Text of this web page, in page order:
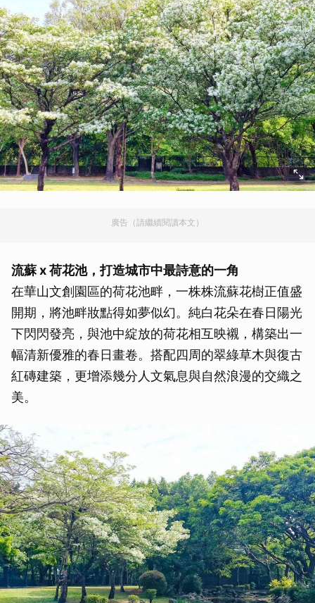
廣告（請繼續閱讀本文）
流蘇 x 荷花池，打造城市中最詩意的一角
在華山文創園區的荷花池畔，一株株流蘇花樹正值盛
開期，將池畔妝點得如夢似幻。純白花朵在春日陽光
下閃閃發亮，與池中綻放的荷花相互映襯，構築出一
幅清新優雅的春日畫卷。搭配四周的翠綠草木與復古
紅磚建築，更增添幾分人文氣息與自然浪漫的交織之
美。